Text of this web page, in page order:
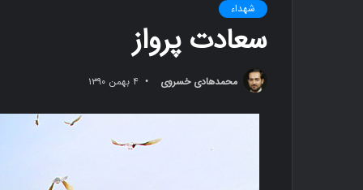
شهداء
سعادت پرواز
محمدهادی خسروی ۴ بهمن ۱۳۹۰